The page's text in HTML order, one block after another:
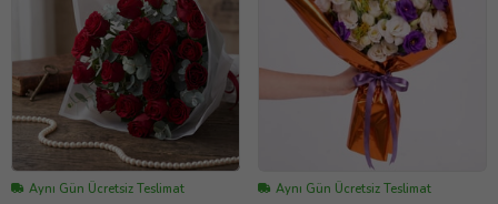
Aynı Gün Ücretsiz Teslimat Aynı Gün Ücretsiz Teslimat